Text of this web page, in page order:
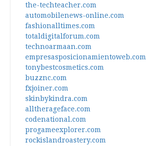
the-techteacher.com
automobilenews-online.com
fashionalltimes.com
totaldigitalforum.com
technoarmaan.com
empresasposicionamientoweb.com
tonybestcosmetics.com
buzznc.com
fxjoiner.com
skinbykindra.com
alltherageface.com
codenational.com
progameexplorer.com
rockislandroastery.com